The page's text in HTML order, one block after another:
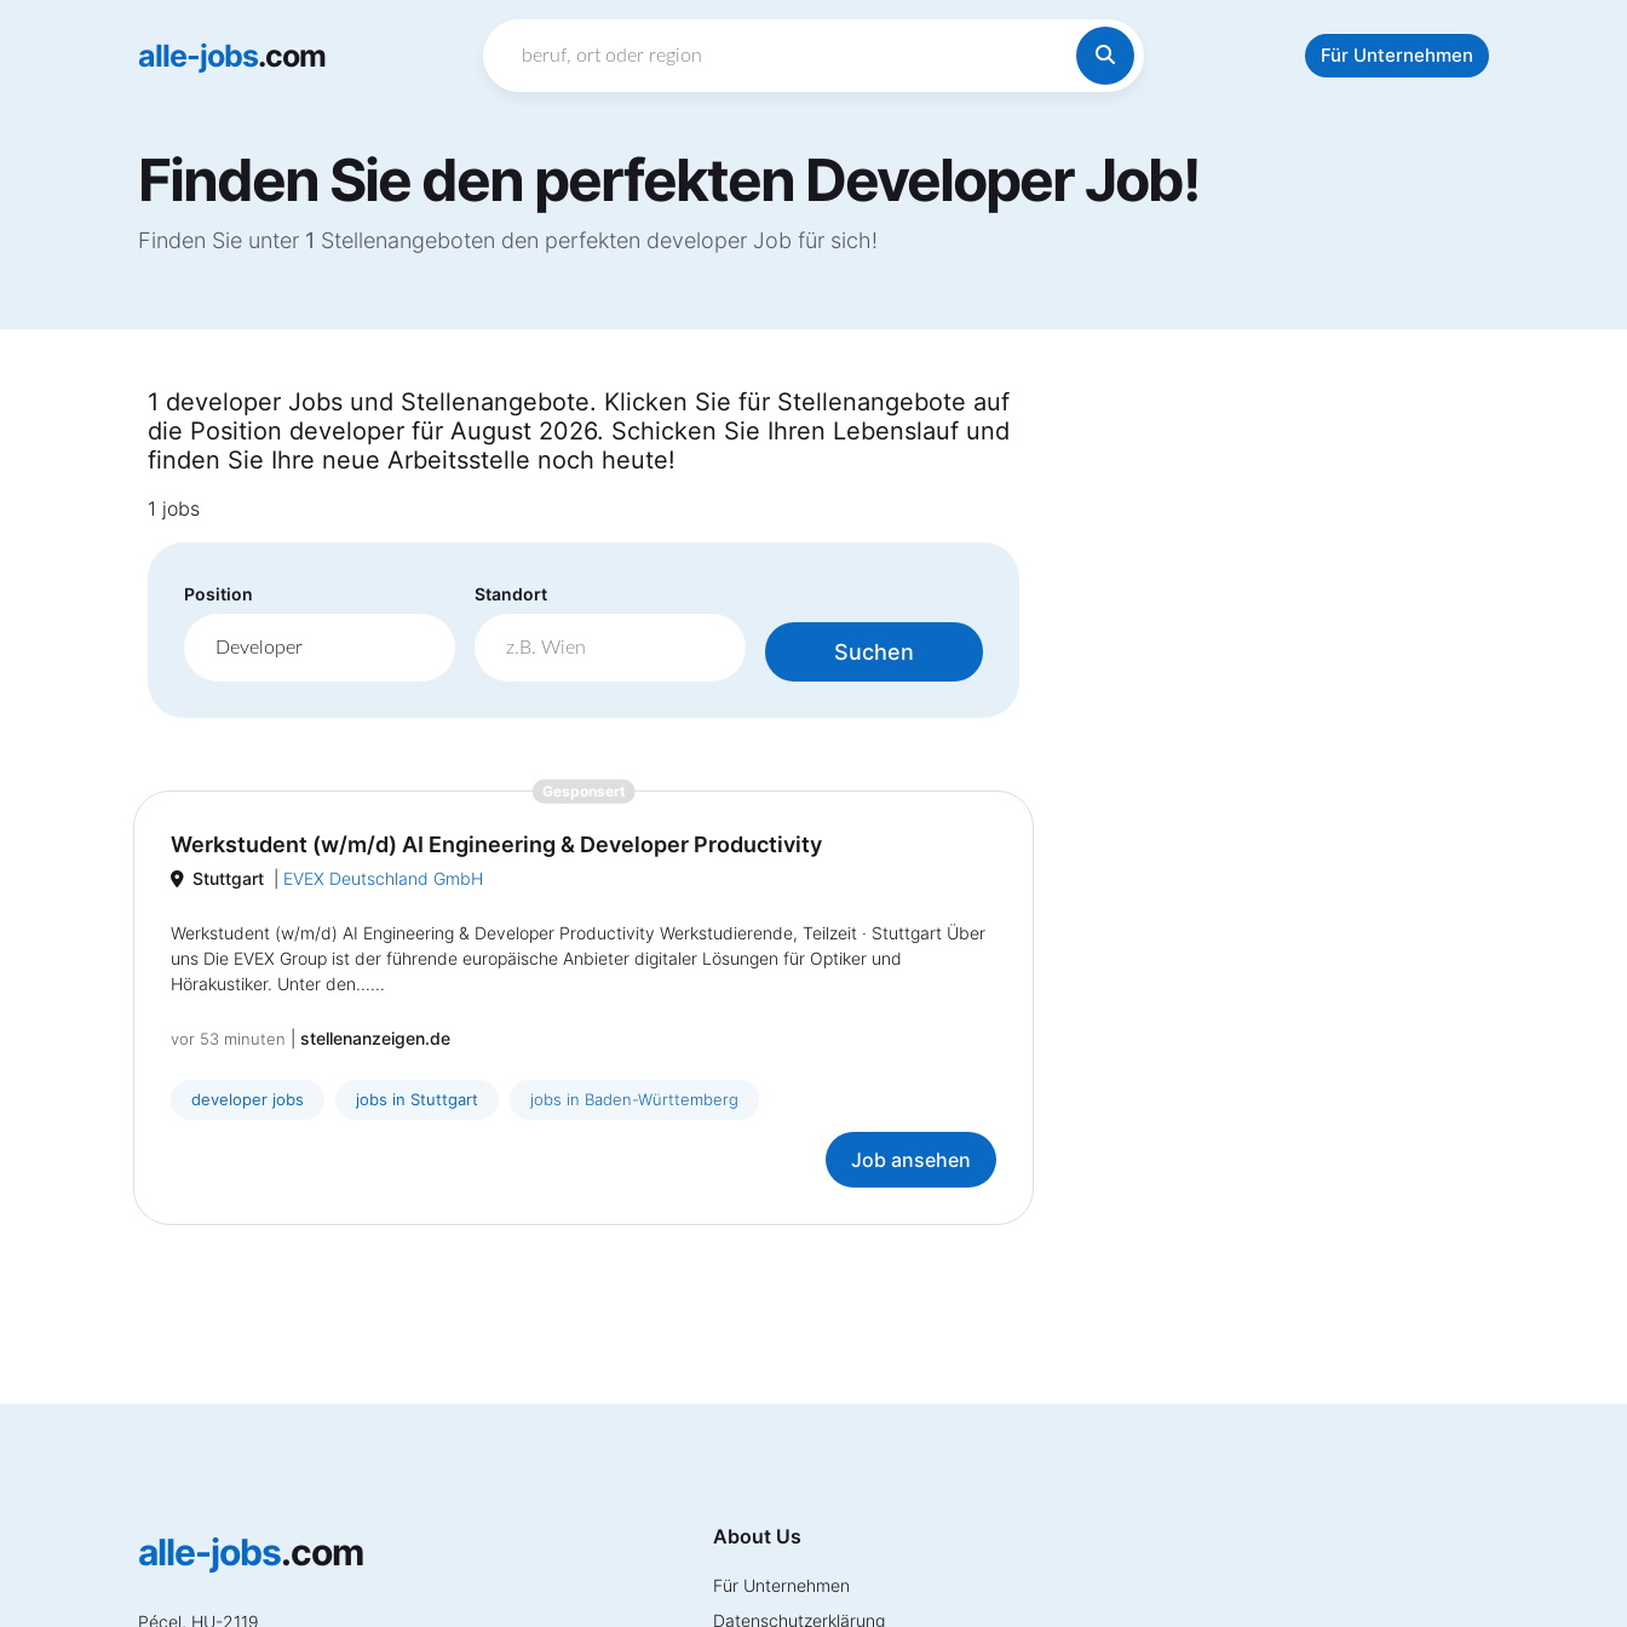
alle-jobs.com Für Unternehmen
Finden Sie den perfekten Developer Job!
Finden Sie unter 1 Stellenangeboten den perfekten developer Job für sich!
1 developer Jobs und Stellenangebote. Klicken Sie für Stellenangebote auf
die Position developer für August 2026. Schicken Sie Ihren Lebenslauf und
finden Sie Ihre neue Arbeitsstelle noch heute!
1 jobs
Position Standort
Suchen
Gesponsert{prompt.job}
Werkstudent (w/m/d) AI Engineering & Developer Productivity
Stuttgart EVEX Deutschland GmbH
Werkstudent (w/m/d) AI Engineering & Developer Productivity Werkstudierende, Teilzeit · Stuttgart Über
uns Die EVEX Group ist der führende europäische Anbieter digitaler Lösungen für Optiker und
Hörakustiker. Unter den......
vor 53 minuten stellenanzeigen.de
developer jobs jobs in Stuttgart jobs in Baden-Württemberg
Job ansehen
alle-jobs.com
Pécel, HU-2119
About Us
Für Unternehmen
Datenschutzerklärung